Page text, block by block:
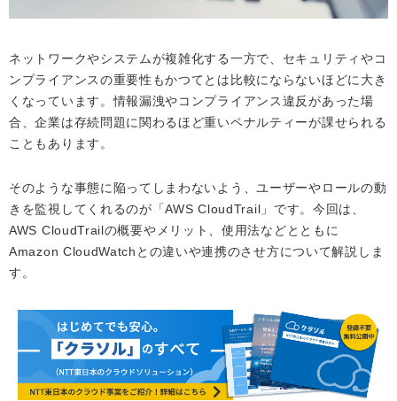
ネットワークやシステムが複雑化する一方で、セキュリティやコ
ンプライアンスの重要性もかつてとは比較にならないほどに大き
くなっています。情報漏洩やコンプライアンス違反があった場
合、企業は存続問題に関わるほど重いペナルティーが課せられる
こともあります。
そのような事態に陥ってしまわないよう、ユーザーやロールの動
きを監視してくれるのが「AWS CloudTrail」です。今回は、
AWS CloudTrailの概要やメリット、使用法などとともに
Amazon CloudWatchとの違いや連携のさせ方について解説しま
す。